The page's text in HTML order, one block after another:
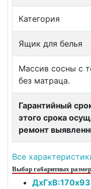
Категория
Ящик для белья
Массив сосны с
без матраца.
Гарантийный
этого срока
ремонт
Все
Выбор габаритных